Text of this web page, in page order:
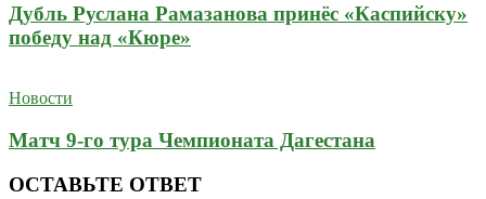
Дубль Руслана Рамазанова принёс «Каспийску»
победу над «Кюре»
Новости
Матч 9-го тура Чемпионата Дагестана
ОСТАВЬТЕ ОТВЕТ